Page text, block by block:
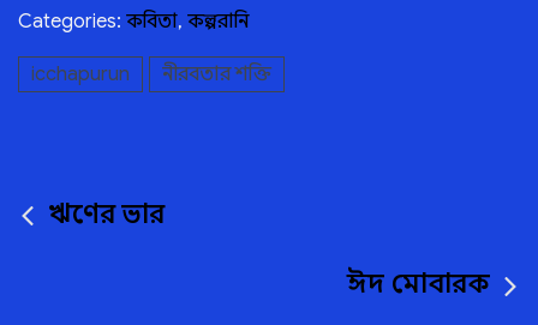
Categories: কবিতা, কল্পরানি
icchapurun নীরবতার শক্তি
Post
ঋণের ভার
ঈদ মোবারক